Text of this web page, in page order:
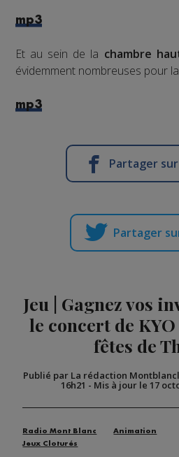
mp3
Et au sein de la chambre
évidemment nombreuses pour la
mp3
Partager
Partager
Jeu | Gagnez vos
le concert de
fêtes de
Publié par La rédaction
16h21 - Mis à jour le 17
Radio Mont Blanc
Animation
Jeux Cloturés